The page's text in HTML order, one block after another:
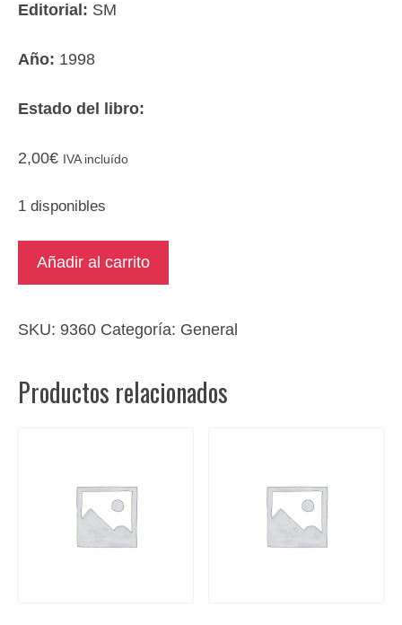
Editorial: SM
Año: 1998
Estado del libro:
2,00€ IVA incluído
1 disponibles
Callejón
cantidad
Añadir al carrito
SKU: 9360 Categoría: General
Productos relacionados